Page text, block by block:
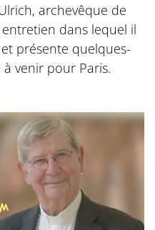
archevêque de
dans lequel il
présente quelques-
à venir pour Paris.